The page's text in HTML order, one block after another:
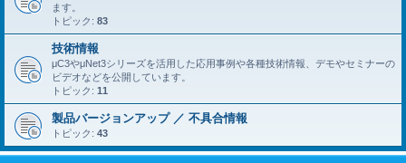
ます。
トピック: 83
技術情報
μC3やμNet3シリーズを活用した応用事例や各種技術情報、デモやセミナーの
ビデオなどを公開しています。
トピック: 11
製品バージョンアップ ／ 不具合情報
トピック: 43